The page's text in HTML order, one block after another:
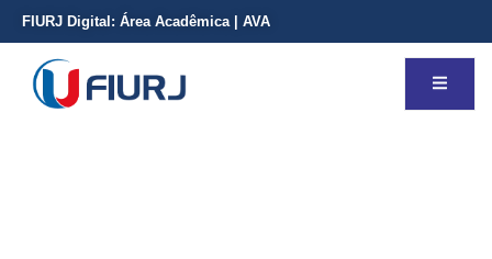
FIURJ Digital: Área Acadêmica AVA